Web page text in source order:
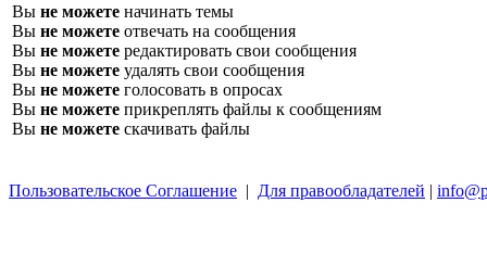
Вы не можете начинать темы
Вы не можете отвечать на сообщения
Вы не можете редактировать свои сообщения
Вы не можете удалять свои сообщения
Вы не можете голосовать в опросах
Вы не можете прикреплять файлы к сообщениям
Вы не можете скачивать файлы
Пользовательское Соглашение | Для правообладателей |